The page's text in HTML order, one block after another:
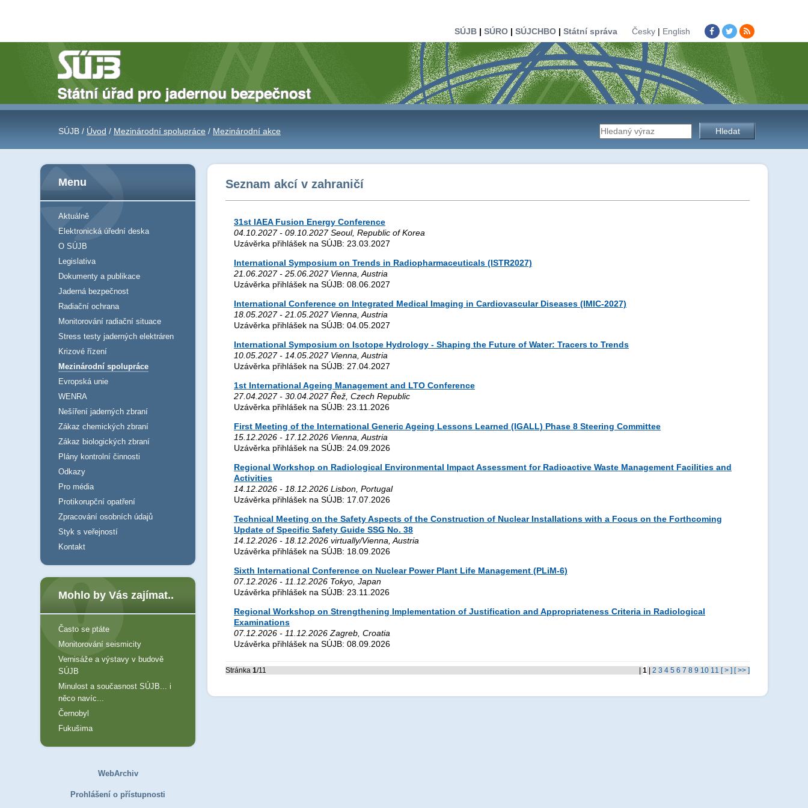
SÚJB| SÚRO| SÚJCHBO| Státní správa Česky| English
SÚJB / Úvod / Mezinárodní spolupráce / Mezinárodní akce Vyhledávání
Seznam akcí v zahraničí
31st IAEA Fusion Energy Conference
04.10.2027 - 09.10.2027 Seoul, Republic of Korea
Uzávěrka přihlášek na SÚJB: 23.03.2027
International Symposium on Trends in Radiopharmaceuticals (ISTR2027)
21.06.2027 - 25.06.2027 Vienna, Austria
Uzávěrka přihlášek na SÚJB: 08.06.2027
International Conference on Integrated Medical Imaging in Cardiovascular Diseases (IMIC-2027)
18.05.2027 - 21.05.2027 Vienna, Austria
Uzávěrka přihlášek na SÚJB: 04.05.2027
International Symposium on Isotope Hydrology - Shaping the Future of Water: Tracers to Trends
10.05.2027 - 14.05.2027 Vienna, Austria
Uzávěrka přihlášek na SÚJB: 27.04.2027
1st International Ageing Management and LTO Conference
27.04.2027 - 30.04.2027 Řež, Czech Republic
Uzávěrka přihlášek na SÚJB: 23.11.2026
First Meeting of the International Generic Ageing Lessons Learned (IGALL) Phase 8 Steering Committee
15.12.2026 - 17.12.2026 Vienna, Austria
Uzávěrka přihlášek na SÚJB: 24.09.2026
Regional Workshop on Radiological Environmental Impact Assessment for Radioactive Waste Management Facilities and
Activities
14.12.2026 - 18.12.2026 Lisbon, Portugal
Uzávěrka přihlášek na SÚJB: 17.07.2026
Technical Meeting on the Safety Aspects of the Construction of Nuclear Installations with a Focus on the Forthcoming
Update of Specific Safety Guide SSG No. 38
14.12.2026 - 18.12.2026 virtually/Vienna, Austria
Uzávěrka přihlášek na SÚJB: 18.09.2026
Sixth International Conference on Nuclear Power Plant Life Management (PLiM-6)
07.12.2026 - 11.12.2026 Tokyo, Japan
Uzávěrka přihlášek na SÚJB: 23.11.2026
Regional Workshop on Strengthening Implementation of Justification and Appropriateness Criteria in Radiological
Examinations
07.12.2026 - 11.12.2026 Zagreb, Croatia
Uzávěrka přihlášek na SÚJB: 08.09.2026
Stránka 1/11 1 2 3 4 5 6 7 8 9 10 11 [ > ] [ >> ]
Menu
Aktuálně
Elektronická úřední deska
O SÚJB
Legislativa
Dokumenty a publikace
Jaderná bezpečnost
Radiační ochrana
Monitorování radiační situace
Stress testy jaderných elektráren
Krizové řízení
Mezinárodní spolupráce
Evropská unie
WENRA
Nešíření jaderných zbraní
Zákaz chemických zbraní
Zákaz biologických zbraní
Plány kontrolní činnosti
Odkazy
Pro média
Protikorupční opatření
Zpracování osobních údajů
Styk s veřejností
Kontakt
Mohlo by Vás zajímat..
Často se ptáte
Monitorování seismicity
Vernisáže a výstavy v budově
SÚJB
Minulost a současnost SÚJB... i
něco navíc...
Černobyl
Fukušima
WebArchiv
Prohlášení o přístupnosti